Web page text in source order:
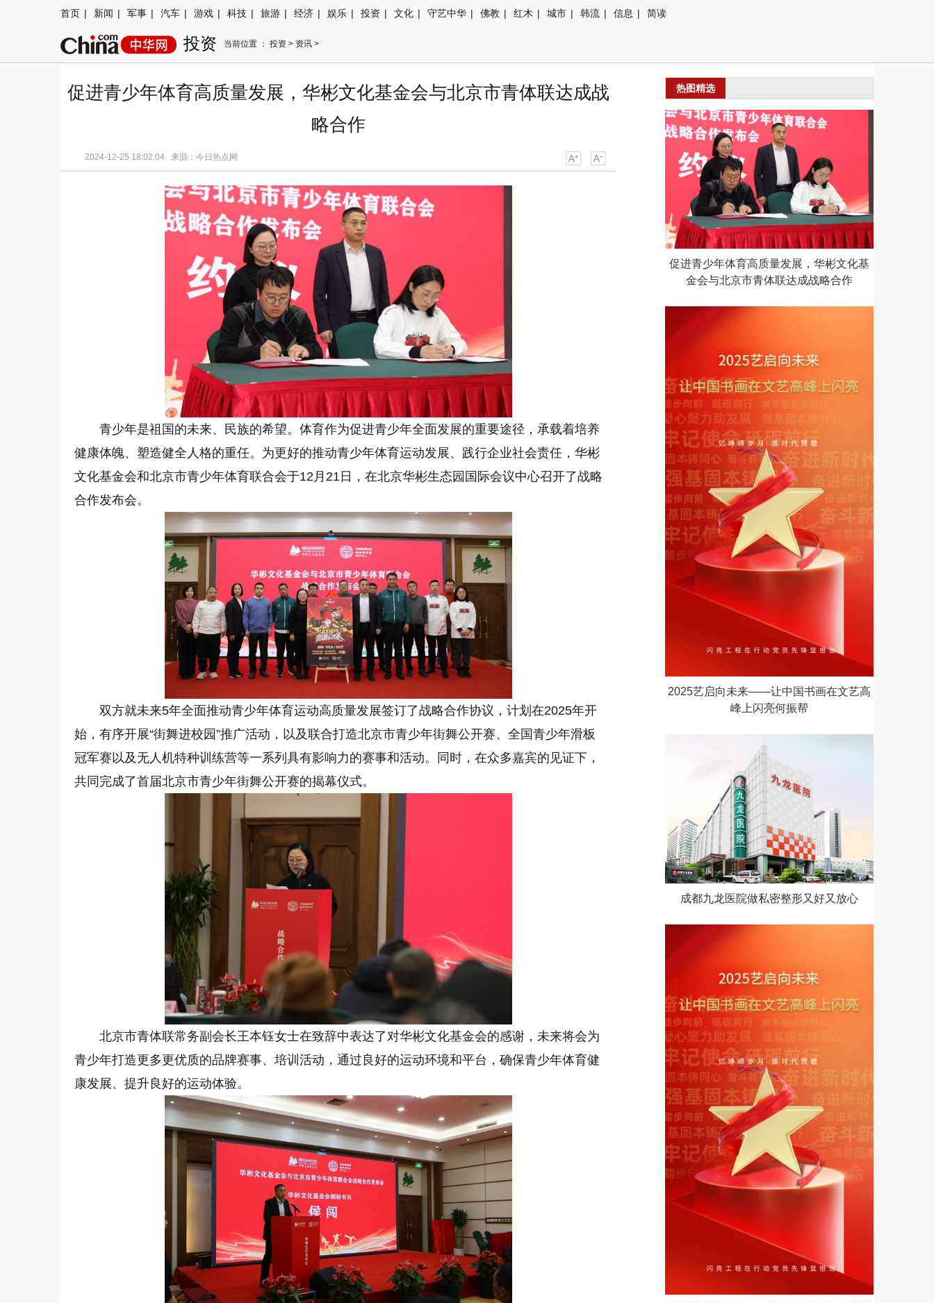
首页 | 新闻 | 军事 | 汽车 | 游戏 | 科技 | 旅游 | 经济 | 娱乐 | 投资 | 文化 | 守艺中华 | 佛教 | 红木 | 城市 | 韩流 | 信息 | 简读
投资 当前位置 ： 投资 > 资讯 >
促进青少年体育高质量发展，华彬文化基金会与北京市青体联达成战
略合作
2024-12-25 18:02:04 来源：今日热点网
青少年是祖国的未来、民族的希望。体育作为促进青少年全面发展的重要途径，承载着培养
健康体魄、塑造健全人格的重任。为更好的推动青少年体育运动发展、践行企业社会责任，华彬
文化基金会和北京市青少年体育联合会于12月21日，在北京华彬生态园国际会议中心召开了战略
合作发布会。
双方就未来5年全面推动青少年体育运动高质量发展签订了战略合作协议，计划在2025年开
始，有序开展“街舞进校园”推广活动，以及联合打造北京市青少年街舞公开赛、全国青少年滑板
冠军赛以及无人机特种训练营等一系列具有影响力的赛事和活动。同时，在众多嘉宾的见证下，
共同完成了首届北京市青少年街舞公开赛的揭幕仪式。
北京市青体联常务副会长王本钰女士在致辞中表达了对华彬文化基金会的感谢，未来将会为
青少年打造更多更优质的品牌赛事、培训活动，通过良好的运动环境和平台，确保青少年体育健
康发展、提升良好的运动体验。
热图精选
促进青少年体育高质量发展，华彬文化基
金会与北京市青体联达成战略合作
2025艺启向未来——让中国书画在文艺高
峰上闪亮何振帮
成都九龙医院做私密整形又好又放心